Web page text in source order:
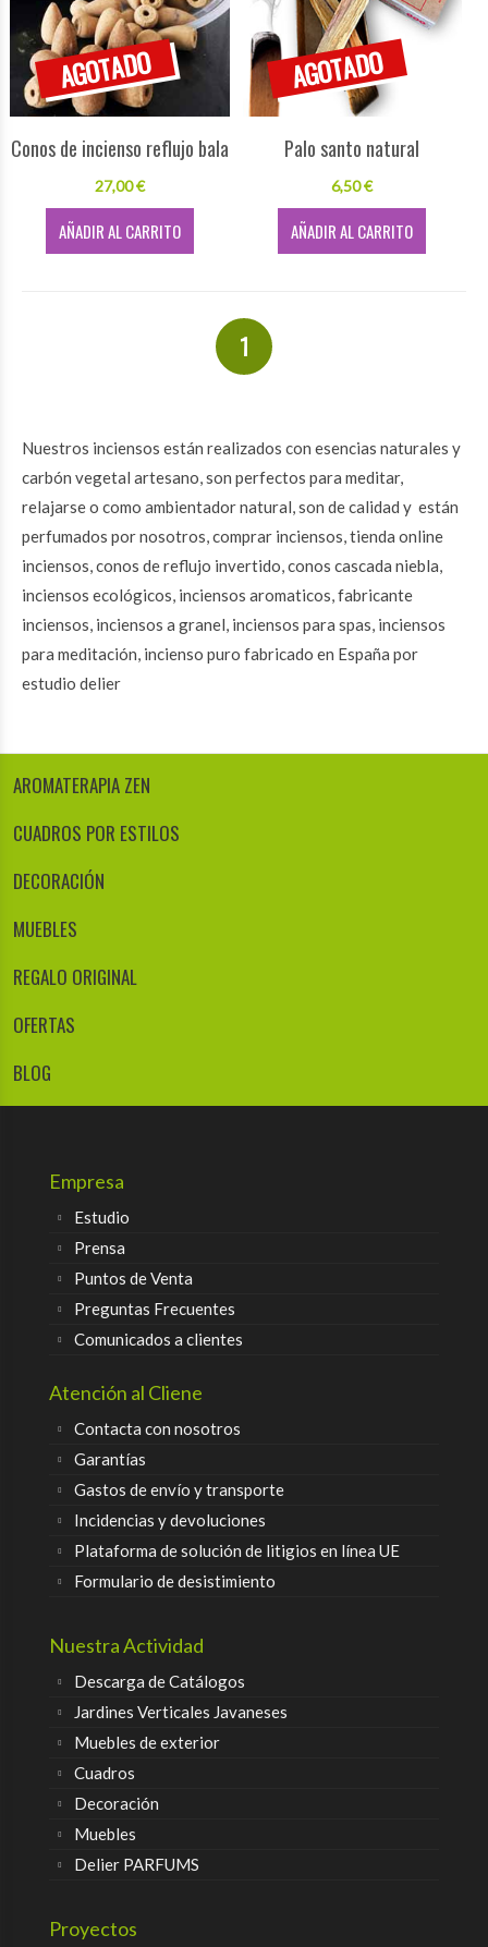
Conos de incienso reflujo bala
27,00 €
AÑADIR AL CARRITO
Palo santo natural
6,50 €
AÑADIR AL CARRITO
1
Nuestros inciensos están realizados con esencias naturales y
carbón vegetal artesano, son perfectos para meditar,
relajarse o como ambientador natural, son de calidad y están
perfumados por nosotros, comprar inciensos, tienda online
inciensos, conos de reflujo invertido, conos cascada niebla,
inciensos ecológicos, inciensos aromaticos, fabricante
inciensos, inciensos a granel, inciensos para spas, inciensos
para meditación, incienso puro fabricado en España por
estudio delier
AROMATERAPIA ZEN
CUADROS POR ESTILOS
DECORACIÓN
MUEBLES
REGALO ORIGINAL
OFERTAS
BLOG
Empresa
Estudio
Prensa
Puntos de Venta
Preguntas Frecuentes
Comunicados a clientes
Atención al Cliene
Contacta con nosotros
Garantías
Gastos de envío y transporte
Incidencias y devoluciones
Plataforma de solución de litigios en línea UE
Formulario de desistimiento
Nuestra Actividad
Descarga de Catálogos
Jardines Verticales Javaneses
Muebles de exterior
Cuadros
Decoración
Muebles
Delier PARFUMS
Proyectos